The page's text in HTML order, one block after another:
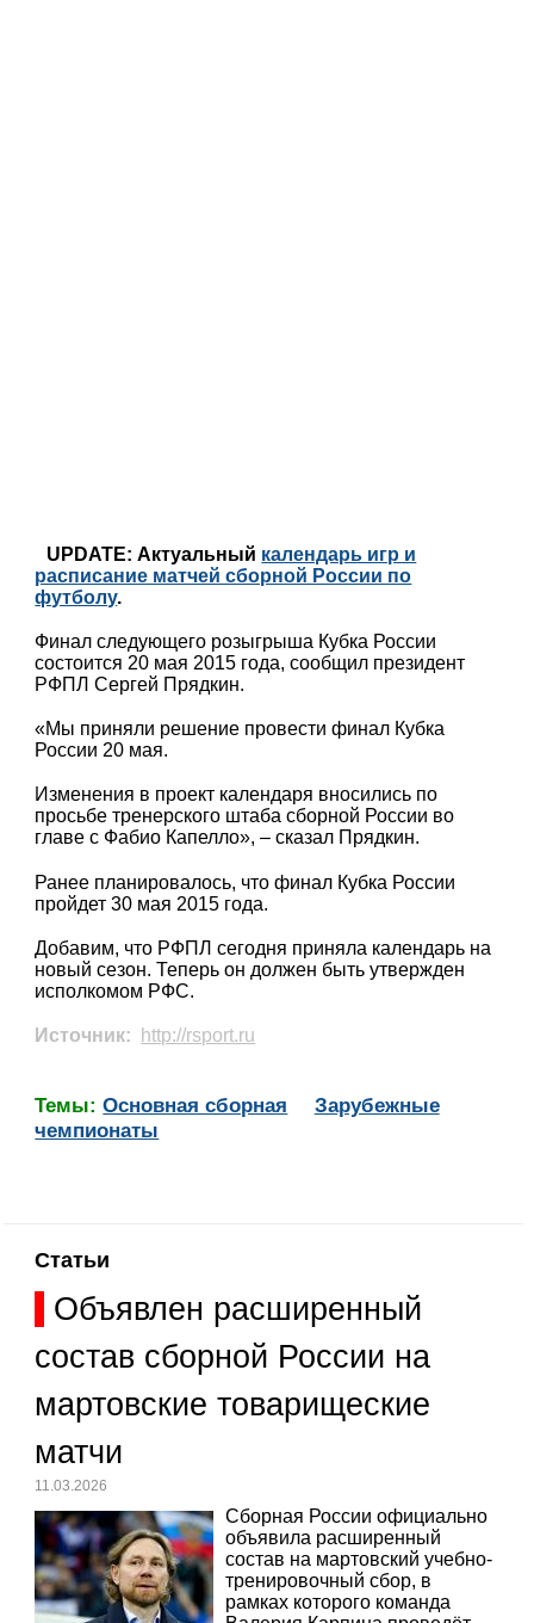
UPDATE: Актуальный календарь игр и
расписание матчей сборной России по
футболу.
Финал следующего розыгрыша Кубка России
состоится 20 мая 2015 года, сообщил президент
РФПЛ Сергей Прядкин.
«Мы приняли решение провести финал Кубка
России 20 мая.
Изменения в проект календаря вносились по
просьбе тренерского штаба сборной России во
главе с Фабио Капелло», – сказал Прядкин.
Ранее планировалось, что финал Кубка России
пройдет 30 мая 2015 года.
Добавим, что РФПЛ сегодня приняла календарь на
новый сезон. Теперь он должен быть утвержден
исполкомом РФС.
Источник: http://rsport.ru
Темы:Основная сборная
Зарубежные
чемпионаты
Статьи
Объявлен расширенный
состав сборной России на
мартовские товарищеские
матчи
11.03.2026
Сборная России официально
объявила расширенный
состав на мартовский учебно-
тренировочный сбор, в
рамках которого команда